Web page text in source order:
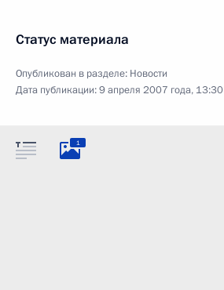
Статус материала
Опубликован в разделе: Новости
Дата публикации:9 апреля 2007 года, 13:30
1